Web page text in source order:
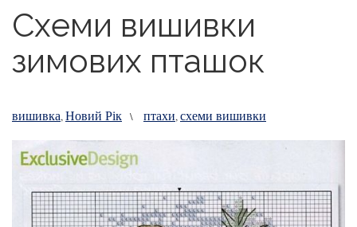
Схеми вишивки
зимових пташок
вишивка,Новий Рік \ птахи,схеми вишивки